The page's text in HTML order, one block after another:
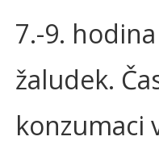
7.-9.
žaludek.
konzumaci